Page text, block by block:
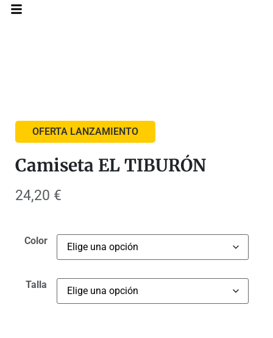
OFERTA LANZAMIENTO
Camiseta EL TIBURÓN
24,20 €
Color
Talla